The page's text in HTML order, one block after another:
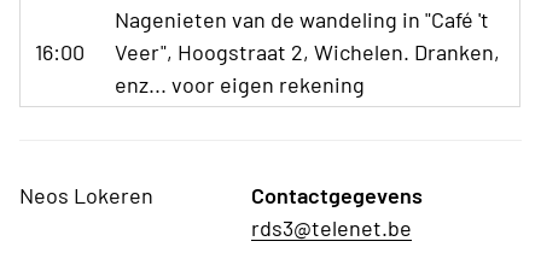
16:00
Nagenieten van de wandeling in "Café 't
Veer", Hoogstraat 2, Wichelen. Dranken,
enz... voor eigen rekening
Neos Lokeren
Contactgegevens
rds3@telenet.be